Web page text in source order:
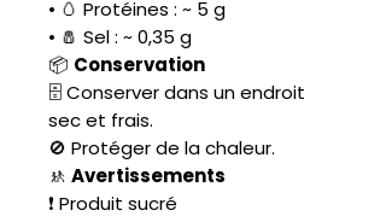
• 🥚 Protéines : ~ 5 g
• 🧂 Sel : ~ 0,35 g
📦 Conservation
🗄️ Conserver dans un endroit
sec et frais.
🚫 Protéger de la chaleur.
🚸 Avertissements
❗ Produit sucré